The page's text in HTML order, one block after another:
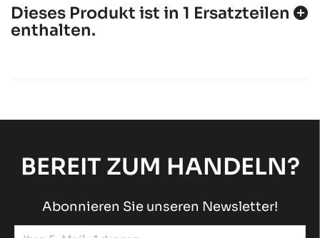
Dieses Produkt ist in 1 Ersatzteilen
enthalten.
add_circle
BEREIT ZUM HANDELN?
Abonnieren Sie unseren Newsletter!